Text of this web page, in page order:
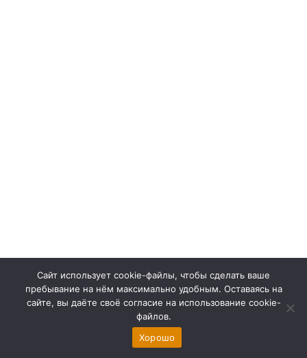
Контакты
www.site-4you.ru
Сайт использует cookie-файлы, чтобы сделать ваше
пребывание на нём максимально удобным. Оставаясь на
сайте, вы даёте своё согласие на использование cookie-
файлов.
Хорошо